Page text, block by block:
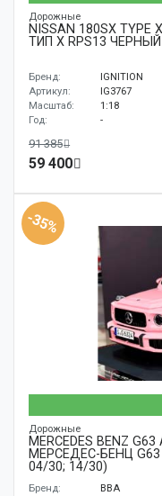
Дорожные
NISSAN 180SX TYPE
ТИП X RPS13 ЧЕРНЫЙ
Бренд:
IGNITION
Артикул:
IG3767
Масштаб:
1:18
Год:
-
91 385
59 400
-35%
Дорожные
MERCEDES BENZ
МЕРСЕДЕС-БЕНЦ
04/30; 14/30)
Бренд:
BBA